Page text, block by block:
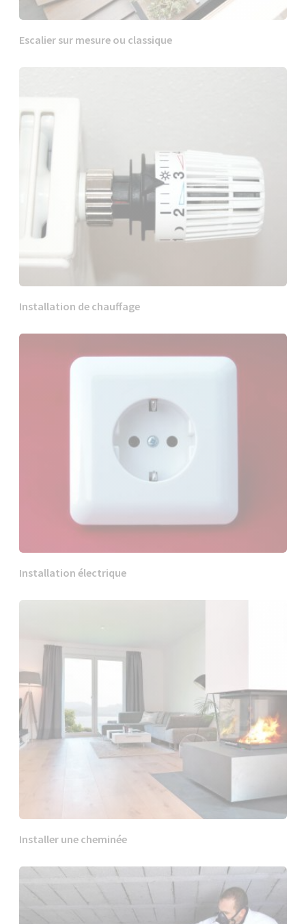
Escalier sur mesure ou classique
Installation de chauffage
Installation électrique
Installer une cheminée